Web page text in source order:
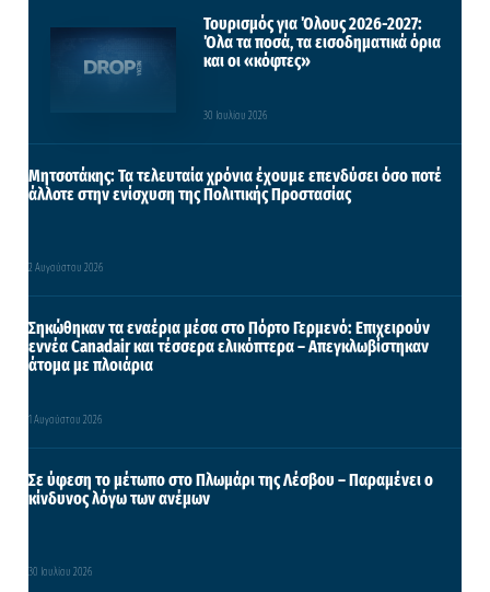
Τουρισμός για Όλους 2026-2027:
Όλα τα ποσά, τα εισοδηματικά όρια
και οι «κόφτες»
30 Ιουλίου 2026
Μητσοτάκης: Τα τελευταία χρόνια έχουμε επενδύσει όσο ποτέ
άλλοτε στην ενίσχυση της Πολιτικής Προστασίας
2 Αυγούστου 2026
Σηκώθηκαν τα εναέρια μέσα στο Πόρτο Γερμενό: Επιχειρούν
εννέα Canadair και τέσσερα ελικόπτερα – Απεγκλωβίστηκαν
άτομα με πλοιάρια
1 Αυγούστου 2026
Σε ύφεση το μέτωπο στο Πλωμάρι της Λέσβου – Παραμένει ο
κίνδυνος λόγω των ανέμων
30 Ιουλίου 2026